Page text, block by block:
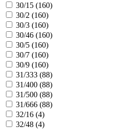
30/15 (160)
30/2 (160)
30/3 (160)
30/46 (160)
30/5 (160)
30/7 (160)
30/9 (160)
31/333 (88)
31/400 (88)
31/500 (88)
31/666 (88)
32/16 (4)
32/48 (4)